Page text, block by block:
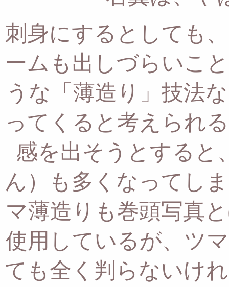
刺身にするとしても
ームも出しづらいこ
うな「薄造り」技法
ってくると考えられ
感を出そうとすると
ん）も多くなってし
マ薄造りも巻頭写真
使用しているが、 ツ
ても全く判らないけ